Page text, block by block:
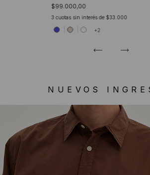
$99.000,00
3 cuotas sin interés de $33.000
+2
NUEVOS